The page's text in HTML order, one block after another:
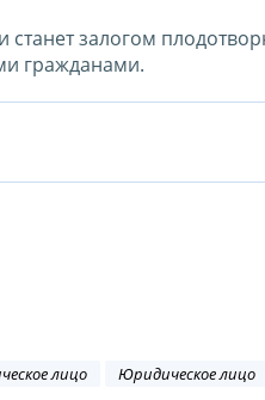
залогом
гражданами.
лицо Юридическое лицо